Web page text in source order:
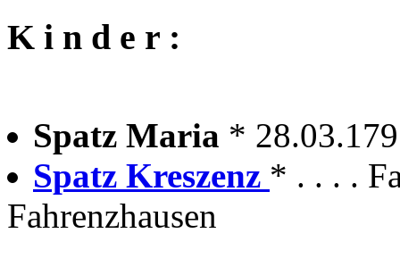
K i n d e r :
Spatz Maria *
Spatz Kreszenz * . . . .
Fahrenzhausen